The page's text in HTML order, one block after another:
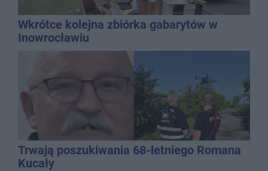
Wkrótce kolejna zbiórka gabarytów w
Inowrocławiu
Trwają poszukiwania 68-letniego Romana
Kucały